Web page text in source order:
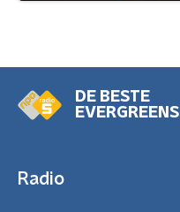
DE BESTE
EVERGREENS
Radio